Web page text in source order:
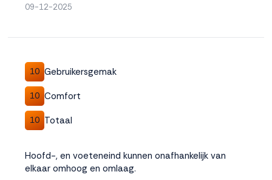
09-12-2025
10 Gebruikersgemak
10 Comfort
10 Totaal
Hoofd-, en voeteneind kunnen onafhankelijk van
elkaar omhoog en omlaag.